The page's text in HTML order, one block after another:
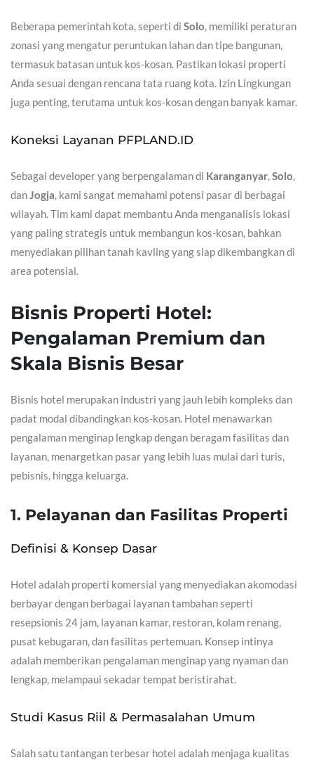
Beberapa pemerintah kota, seperti di Solo, memiliki peraturan
zonasi yang mengatur peruntukan lahan dan tipe bangunan,
termasuk batasan untuk kos-kosan. Pastikan lokasi properti
Anda sesuai dengan rencana tata ruang kota. Izin Lingkungan
juga penting, terutama untuk kos-kosan dengan banyak kamar.
Koneksi Layanan PFPLAND.ID
Sebagai developer yang berpengalaman di Karanganyar,Solo,
danJogja, kami sangat memahami potensi pasar di berbagai
wilayah. Tim kami dapat membantu Anda menganalisis lokasi
yang paling strategis untuk membangun kos-kosan, bahkan
menyediakan pilihan tanah kavling yang siap dikembangkan di
area potensial.
Bisnis Properti Hotel:
Pengalaman Premium dan
Skala Bisnis Besar
Bisnis hotel merupakan industri yang jauh lebih kompleks dan
padat modal dibandingkan kos-kosan. Hotel menawarkan
pengalaman menginap lengkap dengan beragam fasilitas dan
layanan, menargetkan pasar yang lebih luas mulai dari turis,
pebisnis, hingga keluarga.
1. Pelayanan dan Fasilitas Properti
Definisi & Konsep Dasar
Hotel adalah properti komersial yang menyediakan akomodasi
berbayar dengan berbagai layanan tambahan seperti
resepsionis 24 jam, layanan kamar, restoran, kolam renang,
pusat kebugaran, dan fasilitas pertemuan. Konsep intinya
adalah memberikan pengalaman menginap yang nyaman dan
lengkap, melampaui sekadar tempat beristirahat.
Studi Kasus Riil & Permasalahan Umum
Salah satu tantangan terbesar hotel adalah menjaga kualitas